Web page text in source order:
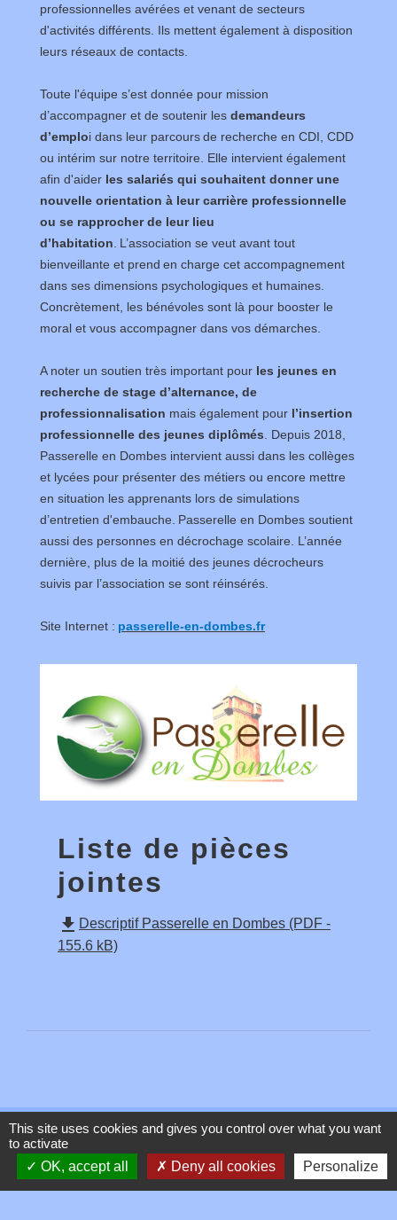
professionnelles avérées et venant de secteurs
d'activités différents. Ils mettent également à disposition
leurs réseaux de contacts.
Toute l'équipe s’est donnée pour mission
d’accompagner et de soutenir les demandeurs
d’emploi dans leur parcours de recherche en CDI, CDD
ou intérim sur notre territoire. Elle intervient également
afin d'aider les salariés qui souhaitent donner une
nouvelle orientation à leur carrière professionnelle
ou se rapprocher de leur lieu
d’habitation . L’association se veut avant tout
bienveillante et prend en charge cet accompagnement
dans ses dimensions psychologiques et humaines.
Concrètement, les bénévoles sont là pour booster le
moral et vous accompagner dans vos démarches.
A noter un soutien très important pour les jeunes en
recherche de stage d’alternance, de
professionnalisation mais également pour l’insertion
professionnelle des jeunes diplômés . Depuis 2018,
Passerelle en Dombes intervient aussi dans les collèges
et lycées pour présenter des métiers ou encore mettre
en situation les apprenants lors de simulations
d’entretien d'embauche. Passerelle en Dombes soutient
aussi des personnes en décrochage scolaire. L’année
dernière, plus de la moitié des jeunes décrocheurs
suivis par l’association se sont réinsérés.
Site Internet : passerelle-en-dombes.fr
Liste de pièces
jointes
file_download Descriptif Passerelle en Dombes (PDF -
155.6 kB)
Contacts
Commune de Toussieux
346, Route du Morbier
This site uses cookies and gives you control over what you want
to activate
OK, accept all
Deny all cookies Personalize